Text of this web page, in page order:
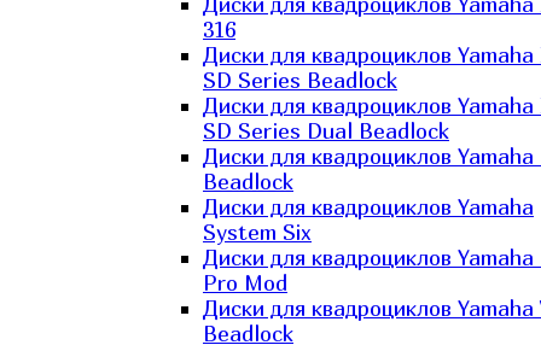
316
Диски для квадроциклов
SD Series Beadlock
Диски для квадроциклов
SD Series Dual Beadlock
Диски для квадроциклов Yamaha
Beadlock
Диски для квадроциклов Yamaha
System Six
Диски для квадроциклов Yamaha
Pro Mod
Диски для квадроциклов Yamaha
Beadlock